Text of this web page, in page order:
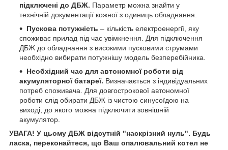
підключені до ДБЖ. Параметр можна знайти у
технічній документації кожної з одиниць обладнання.
Пускова потужність – кількість електроенергії, яку
споживає прилад під час увімкнення. Для підключення
ДБЖ до обладнання з високими пусковими струмами
необхідно вибирати потужнішу модель безперебійника.
Необхідний час для автономної роботи від
акумуляторної батареї. Визначається з індивідуальних
потреб споживача. Для довгострокової автономної
роботи слід обирати ДБЖ із чистою синусоїдою на
виході, до якого можна підключити зовнішній
акумулятор.
УВАГА! У цьому ДБЖ відсутній "наскрізний нуль". Будь
ласка, переконайтеся, що Ваш опалювальний котел не